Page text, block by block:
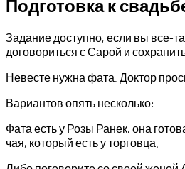
Подготовка к
Задание доступно, если вы все-
договориться с Сарой и
Невесте нужна фата. Доктор
Вариантов опять несколько:
Фата есть у Розы Ранек, она
чая, который есть у торговца.